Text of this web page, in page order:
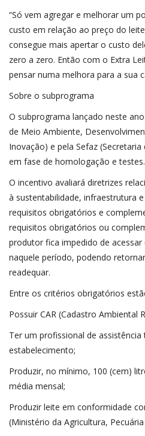
“Só vem agregar e melhorar um
custo em relação ao preço do
consegue mais apertar o custo
zero a zero. Então com o Extra
pensar numa melhora para a sua
Sobre o subprograma
O subprograma lançado neste
de Meio Ambiente,
Inovação) e pela Sefaz
em fase de homologação e testes.
O incentivo avaliará diretrizes
à sustentabilidade, infraestrutura
requisitos obrigatórios e
requisitos obrigatórios ou
produtor fica impedido de
naquele período, podendo
readequar.
Entre os critérios obrigatórios
Possuir CAR (Cadastro Ambiental
Ter um profissional de
estabelecimento;
Produzir, no mínimo, 100 (cem)
média mensal;
Produzir leite em conformidade
(Ministério da Agricultura,